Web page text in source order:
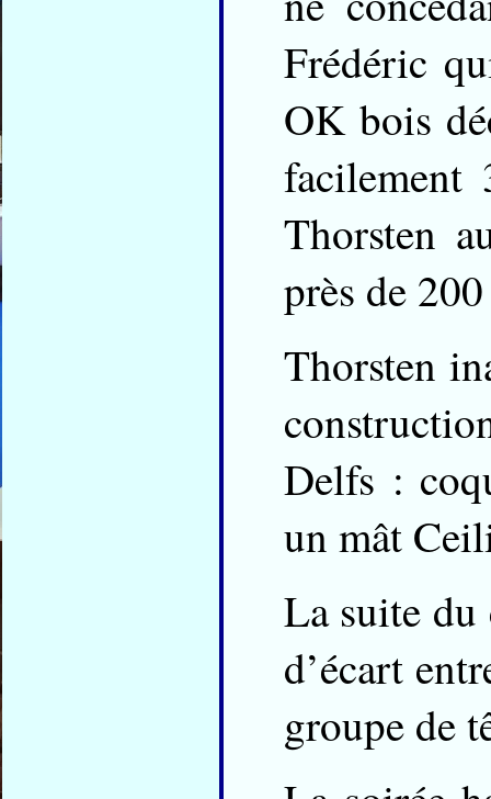
Frédéric
OK bois
facilement
Thorsten
près de
Thorsten
Delfs :
un mât
La suite du
d’écart
groupe de